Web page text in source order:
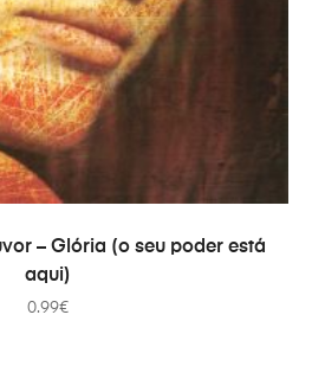
ADICIONAR
– Glória (o seu poder está
aqui)
0.99€